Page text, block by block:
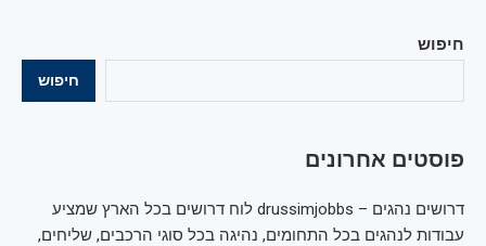
חיפוש
חיפוש
פוסטים אחרונים
דרושים נהגים – drussimjobbs לוח דרושים בכל הארץ שמציע
עבודות לנהגים בכל התחומים, נהיגה בכל סוגי הרכבים, שליחים,